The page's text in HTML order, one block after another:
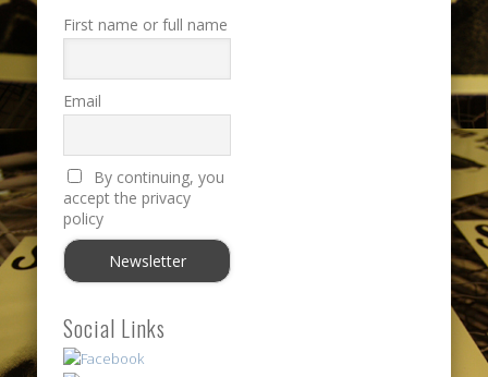
First name or full name
Email
By continuing, you
accept the privacy
policy
Social Links